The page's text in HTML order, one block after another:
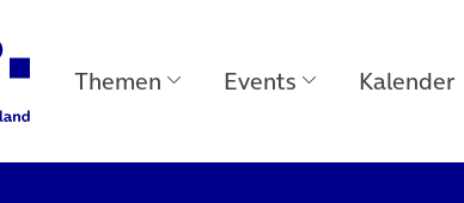
Themen Events Kalender